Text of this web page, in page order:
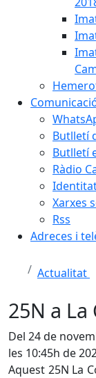
Butlletí
Butlletí
Ràdio
Xarxes
Rss
Adreces i
Actualitat
25N a La
Del 24 de
les 10:45h de
Aquest 25N La